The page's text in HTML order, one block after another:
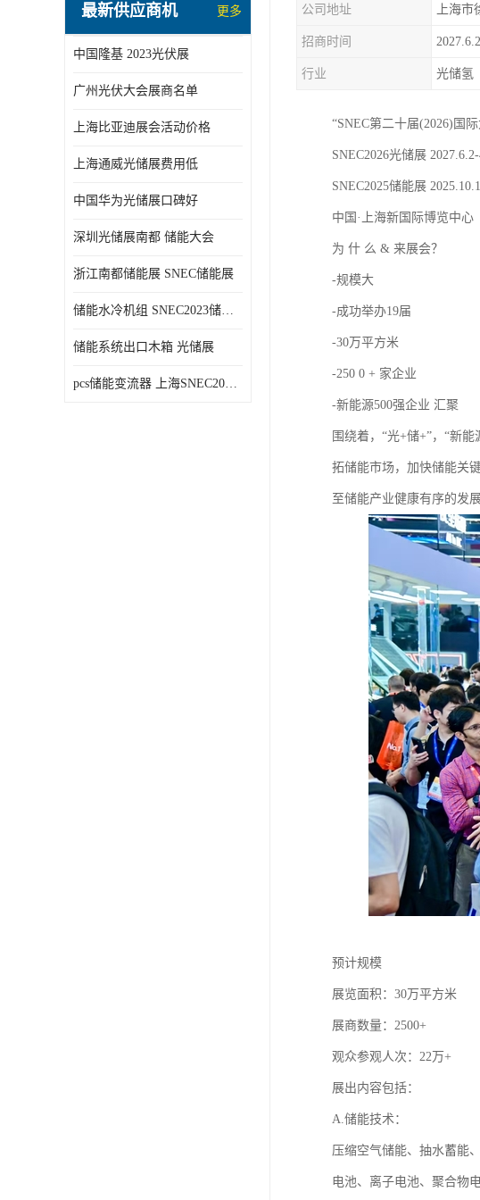
最新供应商机 更多
中国隆基 2023光伏展
广州光伏大会展商名单
上海比亚迪展会活动价格
上海通威光储展费用低
中国华为光储展口碑好
深圳光储展南都 储能大会
浙江南都储能展 SNEC储能展
储能水冷机组 SNEC2023储能展
储能系统出口木箱 光储展
pcs储能变流器 上海SNEC2023光伏展
公司地址
招商时间
行业 光储氢
“SNEC第二十届(2026)国
SNEC2026光储展
SNEC2025储能展
中国·上海新国际博览中
为 什 么 & 来展会？
-规模大
-成功举办19届
-30万平方米
-250 0 + 家企业
-新能源500强企业 汇聚
围绕着，“光+储+”，“新
拓储能市场，加快储能关
至储能产业健康有序的发展
预计规模
展览面积：30万平方米
展商数量：2500+
观众参观人次：22万+
展出内容包括：
A.储能技术：
压缩空气储能、抽水蓄能
电池、离子电池、聚合物